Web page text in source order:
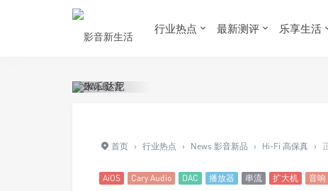
行业热点 最新测评 乐享生活
首页 › 行业热点 › News 影音新品 › Hi-Fi 高保真 ›
AiOS Cary Audio DAC 播放器 串流 扩大机 音响